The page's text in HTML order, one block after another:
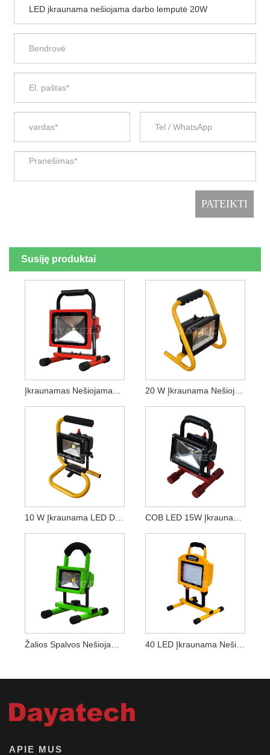
Susiję produktai
10 W Įkraunama LED Darbo Lemputė
APIE MUS